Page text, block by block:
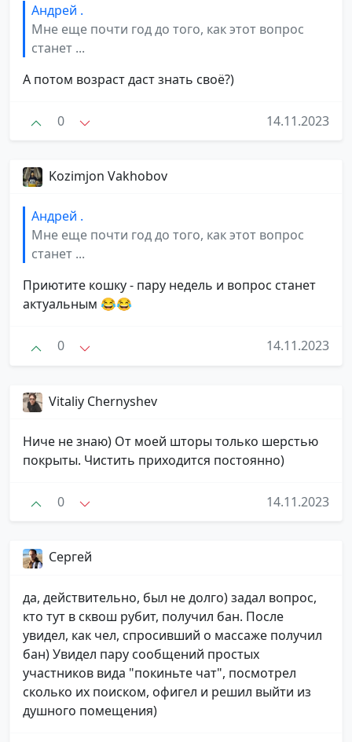
Андрей .
Мне еще почти год до того, как этот вопрос
станет ...
А потом возраст даст знать своё?)
0 14.11.2023
Kozimjon Vakhobov
Андрей .
Мне еще почти год до того, как этот вопрос
станет ...
Приютите кошку - пару недель и вопрос станет
актуальным 😂😂
0 14.11.2023
Vitaliy Chernyshev
Ниче не знаю) От моей шторы только шерстью
покрыты. Чистить приходится постоянно)
0 14.11.2023
Сергей
да, действительно, был не долго) задал вопрос,
кто тут в сквош рубит, получил бан. После
увидел, как чел, спросивший о массаже получил
бан) Увидел пару сообщений простых
участников вида "покиньте чат", посмотрел
сколько их поиском, офигел и решил выйти из
душного помещения)